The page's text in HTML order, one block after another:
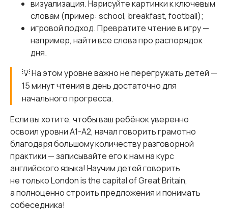
визуализация. Нарисуйте картинки к ключевым
словам (пример: school, breakfast, football);
игровой подход. Превратите чтение в игру —
например, найти все слова про распорядок
дня.
💡 На этом уровне важно не перегружать детей —
15 минут чтения в день достаточно для
начального прогресса.
Если вы хотите, чтобы ваш ребёнок уверенно
освоил уровни A1-A2, начал говорить грамотно
благодаря большому количеству разговорной
практики — записывайте его к нам на курс
английского языка! Научим детей говорить
не только London is the capital of Great Britain,
а полноценно строить предложения и понимать
собеседника!